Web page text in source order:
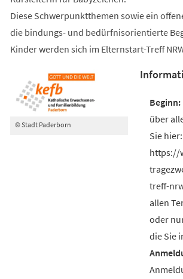
Diese Schwerpunktthemen sowie ein
die bindungs- und bedürfnisorientierte
Kinder werden sich im Elternstart-Treff
© Stadt Paderborn
über
Sie hier:
https://
treff-
allen
oder
die Sie